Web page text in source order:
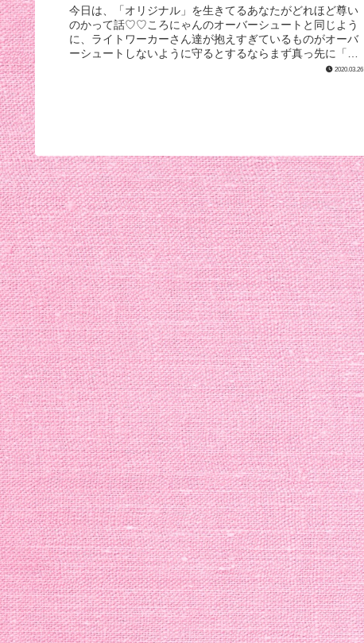
今日は、「オリジナル」を生きてるあなたがどれほど尊い
のかって話♡♡ころにゃんのオーバーシュートと同じよう
に、ライトワーカーさん達が抱えすぎているものがオーバ
ーシュートしないように守るとするならまず真っ先に「オ
2020.03.26